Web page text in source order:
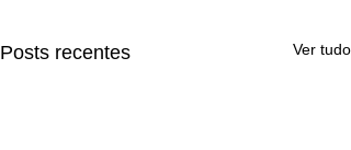
Posts recentes Ver tudo